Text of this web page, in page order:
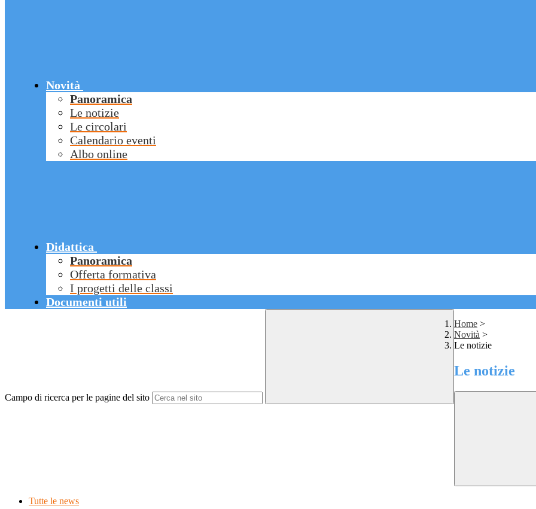
Novità
Panoramica
Le notizie
Le circolari
Calendario eventi
Albo online
Didattica
Panoramica
Offerta formativa
I progetti delle classi
Documenti utili
Campo di ricerca per le pagine del sito
Home >
Novità >
Le notizie
Le notizie
Tutte le news